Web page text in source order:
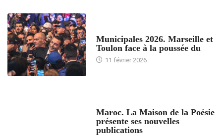
Municipales 2026. Marseille et
Toulon face à la poussée du
11 février 2026
Maroc. La Maison de la Poésie
présente ses nouvelles
publications